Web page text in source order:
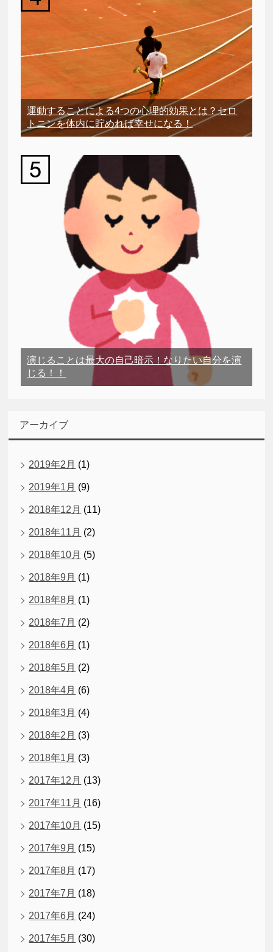
運動することによる4つの心理的効果とは？セロ
トニンを体内に貯めれば幸せになる！
演じることは最大の自己暗示！なりたい自分を演
じる！！
アーカイブ
2019年2月 (1)
2019年1月 (9)
2018年12月 (11)
2018年11月 (2)
2018年10月 (5)
2018年9月 (1)
2018年8月 (1)
2018年7月 (2)
2018年6月 (1)
2018年5月 (2)
2018年4月 (6)
2018年3月 (4)
2018年2月 (3)
2018年1月 (3)
2017年12月 (13)
2017年11月 (16)
2017年10月 (15)
2017年9月 (15)
2017年8月 (17)
2017年7月 (18)
2017年6月 (24)
2017年5月 (30)